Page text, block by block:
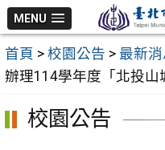
跳
至
主
要
MENU
首頁 > 校園公告 > 最新消
辦理114學年度「北投山
校園公告